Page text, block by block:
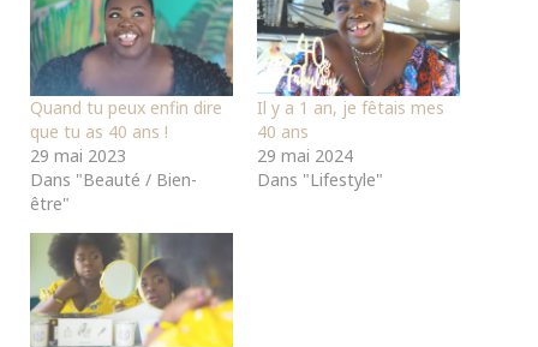
Quand tu peux enfin dire
que tu as 40 ans !
29 mai 2023
Dans "Beauté / Bien-
être"
Il y a 1 an, je fêtais mes
40 ans
29 mai 2024
Dans "Lifestyle"